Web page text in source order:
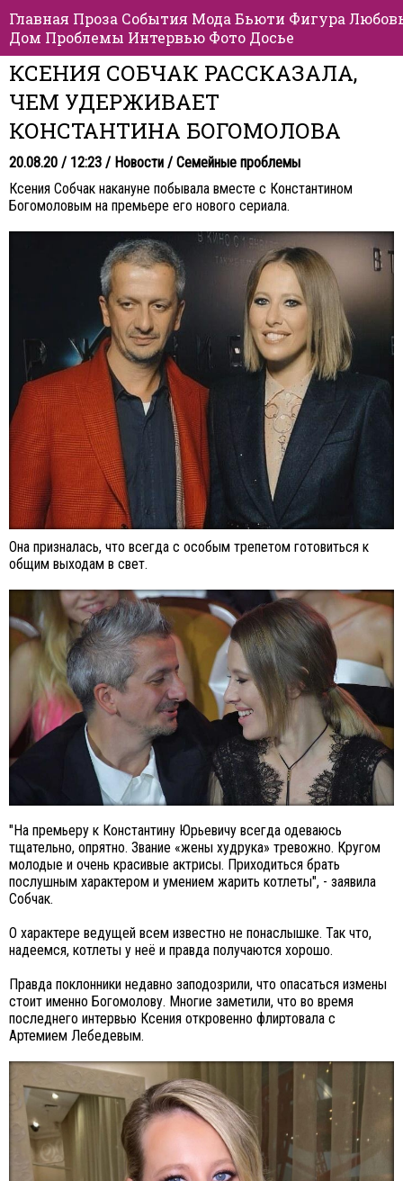
Главная Проза События Мода Бьюти Фигура
Дом Проблемы Интервью Фото Досье
КСЕНИЯ СОБЧАК РАССКАЗАЛА,
ЧЕМ УДЕРЖИВАЕТ
КОНСТАНТИНА БОГОМОЛОВА
20.08.20 / 12:23 / Новости / Семейные проблемы
Ксения Собчак накануне побывала вместе с Константином
Богомоловым на премьере его нового сериала.
Она призналась, что всегда с особым трепетом готовиться к
общим выходам в свет.
"На премьеру к Константину Юрьевичу всегда одеваюсь
тщательно, опрятно. Звание «жены худрука» тревожно. Кругом
молодые и очень красивые актрисы. Приходиться брать
послушным характером и умением жарить котлеты", - заявила
Собчак.
О характере ведущей всем известно не понаслышке. Так что,
надеемся, котлеты у неё и правда получаются хорошо.
Правда поклонники недавно заподозрили, что опасаться измены
стоит именно Богомолову. Многие заметили, что во время
последнего интервью Ксения откровенно флиртовала с
Артемием Лебедевым.